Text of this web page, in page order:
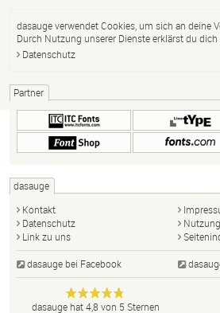
dasauge verwendet Cookies, um sich an deine
Durch Nutzung unserer Dienste erklärst du
Datenschutz
Partner
dasauge
Kontakt
Datenschutz
Link zu uns
dasauge bei Facebook
dasauge
Designer,
Anonym
dasauge hat4,8 von 5 Sternen